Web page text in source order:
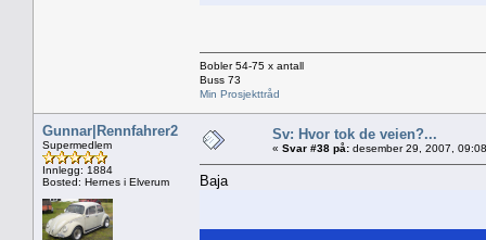
Bobler 54-75 x antall
Buss 73
Min Prosjekttråd
Gunnar|Rennfahrer2
Supermedlem
Innlegg: 1884
Bosted: Hernes i Elverum
Sv: Hvor tok de veien?...
« Svar #38 på: desember 29, 2007,
Baja